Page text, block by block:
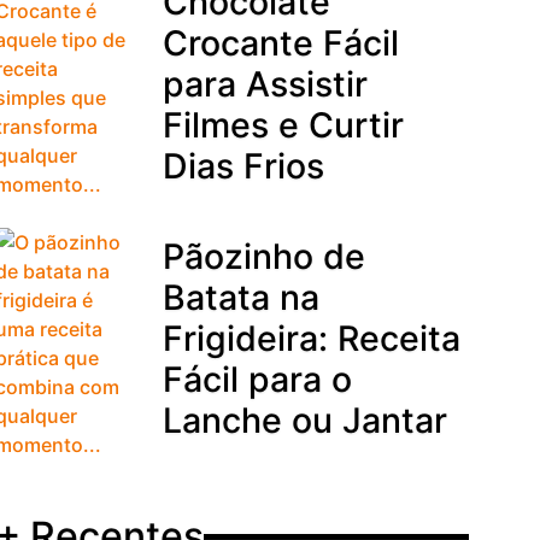
Crocante Fácil
para Assistir
Filmes e Curtir
Dias Frios
Pãozinho de
Batata na
Frigideira: Receita
Fácil para o
Lanche ou Jantar